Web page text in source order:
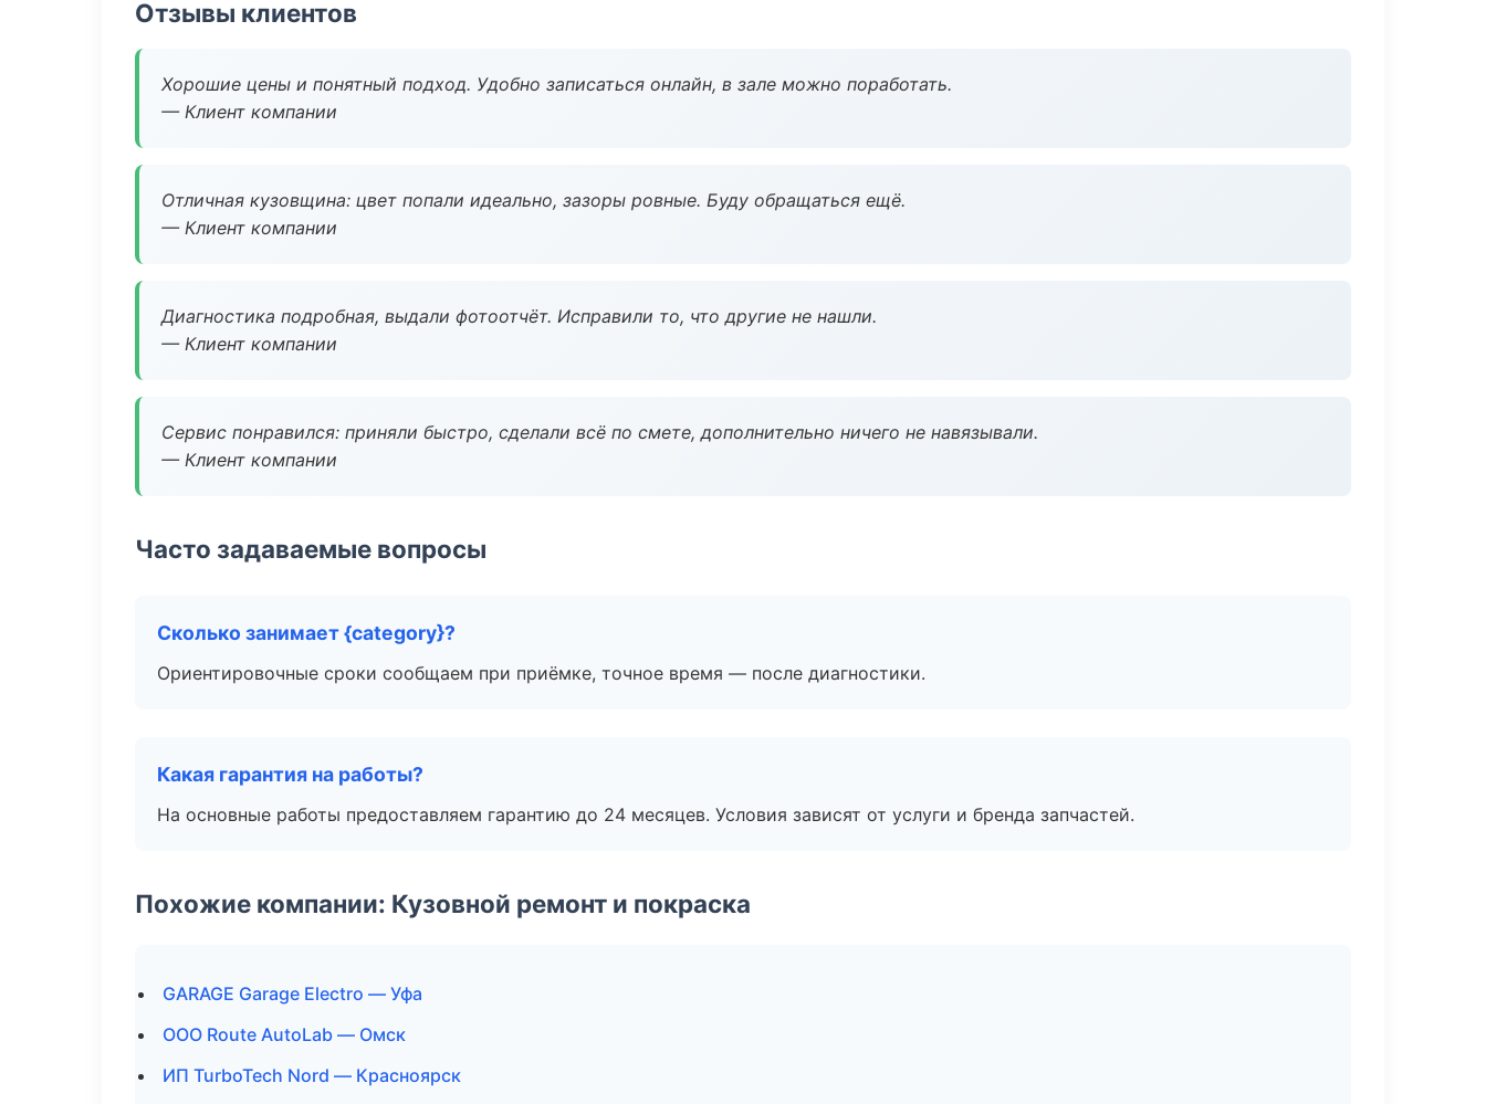
Отзывы клиентов
Хорошие цены и понятный подход. Удобно записаться онлайн, в зале можно поработать.
— Клиент компании
Отличная кузовщина: цвет попали идеально, зазоры ровные. Буду обращаться ещё.
— Клиент компании
Диагностика подробная, выдали фотоотчёт. Исправили то, что другие не нашли.
— Клиент компании
Сервис понравился: приняли быстро, сделали всё по смете, дополнительно ничего не навязывали.
— Клиент компании
Часто задаваемые вопросы
Сколько занимает {category}?
Ориентировочные сроки сообщаем при приёмке, точное время — после диагностики.
Какая гарантия на работы?
На основные работы предоставляем гарантию до 24 месяцев. Условия зависят от услуги и бренда запчастей.
Похожие компании: Кузовной ремонт и покраска
GARAGE Garage Electro — Уфа
ООО Route AutoLab — Омск
ИП TurboTech Nord — Красноярск